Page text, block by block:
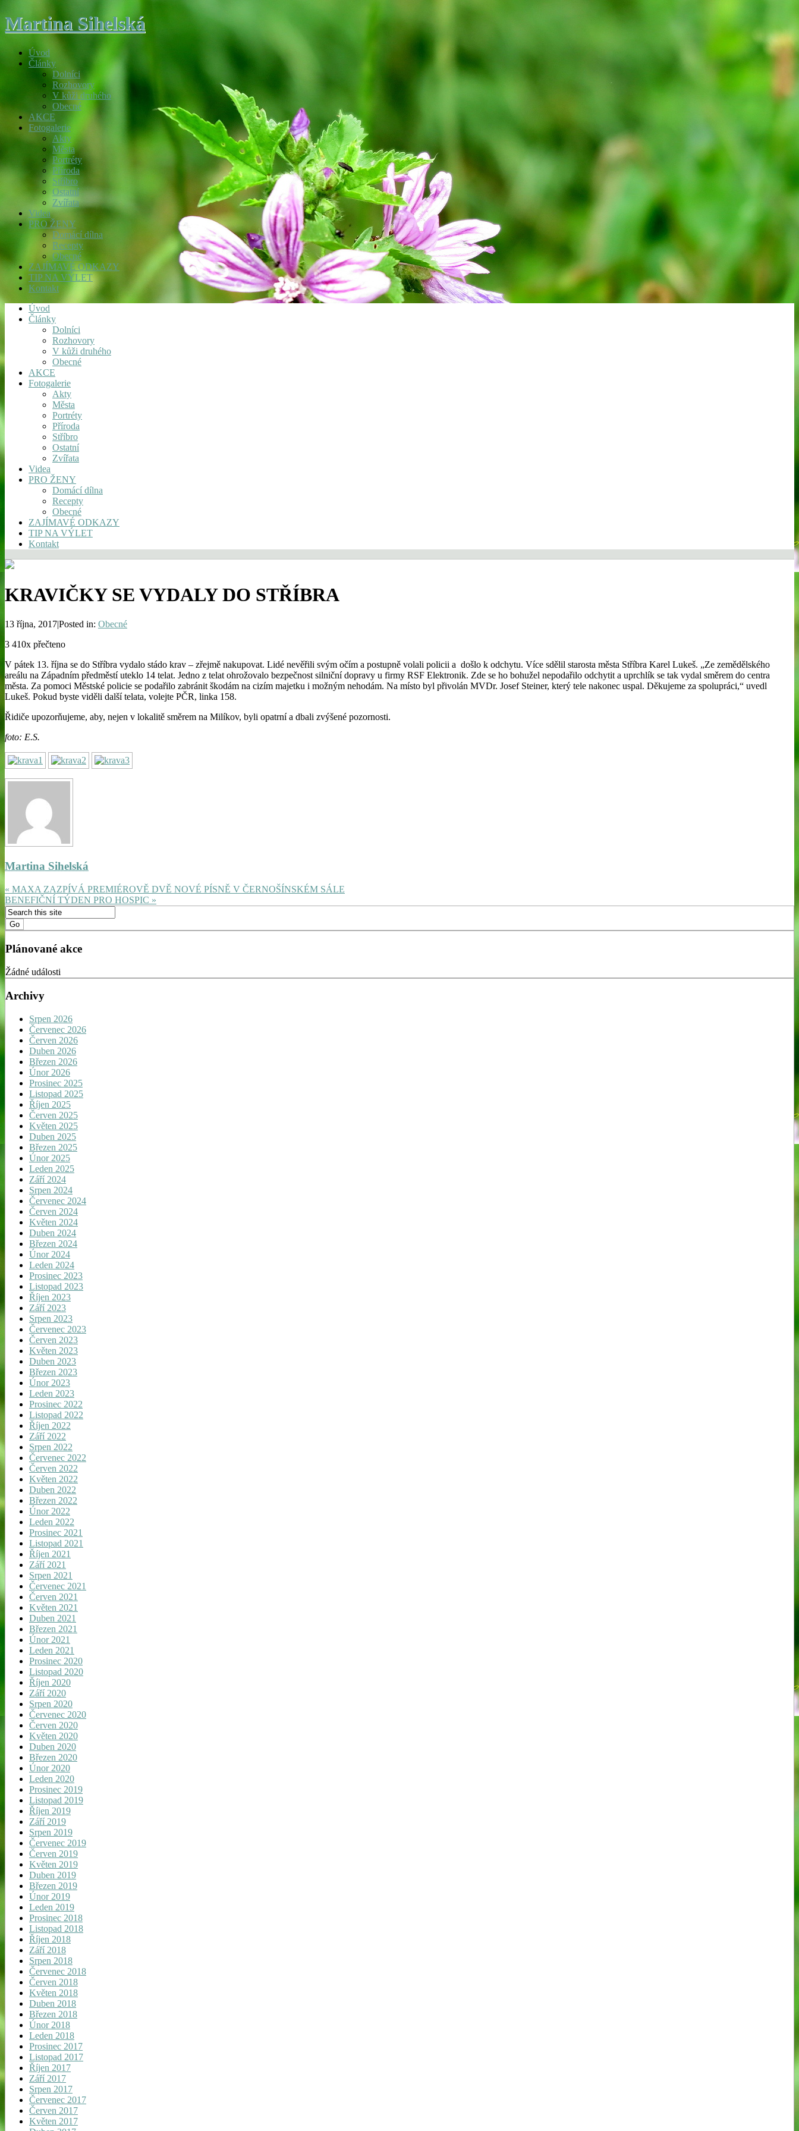
Martina Sihelská
Úvod
Články
Dolníci
Rozhovory
V kůži druhého
Obecné
AKCE
Fotogalerie
Akty
Města
Portréty
Příroda
Stříbro
Ostatní
Zvířata
Videa
PRO ŽENY
Domácí dílna
Recepty
Obecné
ZAJÍMAVÉ ODKAZY
TIP NA VÝLET
Kontakt
Úvod
Články
Dolníci
Rozhovory
V kůži druhého
Obecné
AKCE
Fotogalerie
Akty
Města
Portréty
Příroda
Stříbro
Ostatní
Zvířata
Videa
PRO ŽENY
Domácí dílna
Recepty
Obecné
ZAJÍMAVÉ ODKAZY
TIP NA VÝLET
Kontakt
KRAVIČKY SE VYDALY DO STŘÍBRA
13 října, 2017|Posted in: Obecné
3 410x přečteno
V pátek 13. října se do Stříbra vydalo stádo krav – zřejmě nakupovat. Lidé nevěřili svým očím a postupně volali policii a došlo k odchytu. Více sdělil starosta města Stříbra Karel Lukeš. „Ze zemědělského
areálu na Západním předměstí uteklo 14 telat. Jedno z telat ohrožovalo bezpečnost silniční dopravy u firmy RSF Elektronik. Zde se ho bohužel nepodařilo odchytit a uprchlík se tak vydal směrem do centra
města. Za pomoci Městské policie se podařilo zabránit škodám na cizím majetku i možným nehodám. Na místo byl přivolán MVDr. Josef Steiner, který tele nakonec uspal. Děkujeme za spolupráci,“ uvedl
Lukeš. Pokud byste viděli další telata, volejte PČR, linka 158.
Řidiče upozorňujeme, aby, nejen v lokalitě směrem na Milíkov, byli opatrní a dbali zvýšené pozornosti.
foto: E.S.
Martina Sihelská
« MAXA ZAZPÍVÁ PREMIÉROVĚ DVĚ NOVÉ PÍSNĚ V ČERNOŠÍNSKÉM SÁLE
BENEFIČNÍ TÝDEN PRO HOSPIC »
Plánované akce
Žádné události
Archivy
Srpen 2026
Červenec 2026
Červen 2026
Duben 2026
Březen 2026
Únor 2026
Prosinec 2025
Listopad 2025
Říjen 2025
Červen 2025
Květen 2025
Duben 2025
Březen 2025
Únor 2025
Leden 2025
Září 2024
Srpen 2024
Červenec 2024
Červen 2024
Květen 2024
Duben 2024
Březen 2024
Únor 2024
Leden 2024
Prosinec 2023
Listopad 2023
Říjen 2023
Září 2023
Srpen 2023
Červenec 2023
Červen 2023
Květen 2023
Duben 2023
Březen 2023
Únor 2023
Leden 2023
Prosinec 2022
Listopad 2022
Říjen 2022
Září 2022
Srpen 2022
Červenec 2022
Červen 2022
Květen 2022
Duben 2022
Březen 2022
Únor 2022
Leden 2022
Prosinec 2021
Listopad 2021
Říjen 2021
Září 2021
Srpen 2021
Červenec 2021
Červen 2021
Květen 2021
Duben 2021
Březen 2021
Únor 2021
Leden 2021
Prosinec 2020
Listopad 2020
Říjen 2020
Září 2020
Srpen 2020
Červenec 2020
Červen 2020
Květen 2020
Duben 2020
Březen 2020
Únor 2020
Leden 2020
Prosinec 2019
Listopad 2019
Říjen 2019
Září 2019
Srpen 2019
Červenec 2019
Červen 2019
Květen 2019
Duben 2019
Březen 2019
Únor 2019
Leden 2019
Prosinec 2018
Listopad 2018
Říjen 2018
Září 2018
Srpen 2018
Červenec 2018
Červen 2018
Květen 2018
Duben 2018
Březen 2018
Únor 2018
Leden 2018
Prosinec 2017
Listopad 2017
Říjen 2017
Září 2017
Srpen 2017
Červenec 2017
Červen 2017
Květen 2017